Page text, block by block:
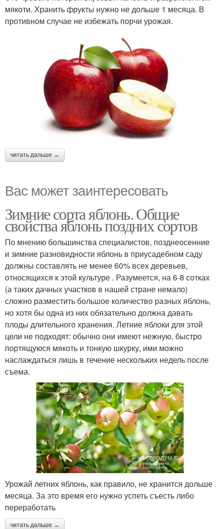
мякоти. Хранить фрукты нужно не дольше 1 месяца. В
противном случае не избежать порчи урожая.
читать дальше →
Вас может заинтересовать
Зимние сорта яблонь. Общие
свойства яблонь поздних сортов
По мнению большинства специалистов, позднеосенние
и зимние разновидности яблонь в приусадебном саду
должны составлять не менее 60% всех деревьев,
относящихся к этой культуре . Разумеется, на 6-8 сотках
(а таких дачных участков в нашей стране немало)
сложно разместить большое количество разных яблонь,
но хотя бы одна из них обязательно должна давать
плоды длительного хранения. Летние яблоки для этой
цели не подходят: обычно они имеют нежную, быстро
портящуюся мякоть и тонкую шкурку, ими можно
наслаждаться лишь в течение нескольких недель после
съема.
Урожай летних яблонь, как правило, не хранится дольше
месяца. За это время его нужно успеть съесть либо
переработать
читать дальше →